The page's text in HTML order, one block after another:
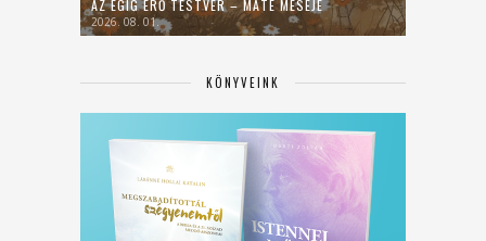
AZ ÉGIG ÉRŐ TESTVÉR – MÁTÉ MESÉJE
2026. 08. 01.
KÖNYVEINK